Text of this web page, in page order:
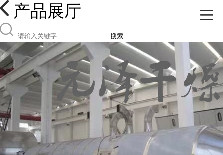
产品展厅
搜索